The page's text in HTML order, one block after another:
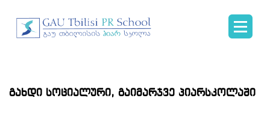
გახდი სოციალური, გაიმარჯვე პიარსკოლაში